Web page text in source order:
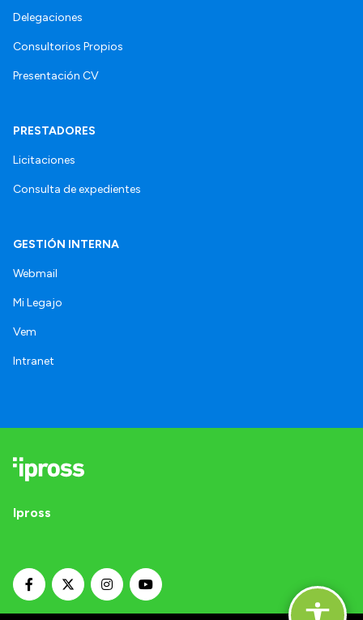
Delegaciones
Consultorios Propios
Presentación CV
PRESTADORES
Licitaciones
Consulta de expedientes
GESTIÓN INTERNA
Webmail
Mi Legajo
Vem
Intranet
Ipross